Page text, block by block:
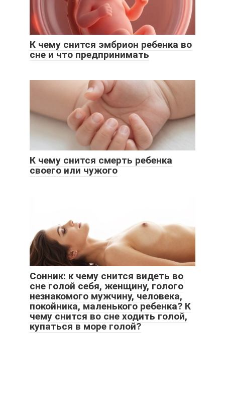
К чему снится эмбрион ребенка во
сне и что предпринимать
К чему снится смерть ребенка
своего или чужого
Сонник: к чему снится видеть во
сне голой себя, женщину, голого
незнакомого мужчину, человека,
покойника, маленького ребенка? К
чему снится во сне ходить голой,
купаться в море голой?